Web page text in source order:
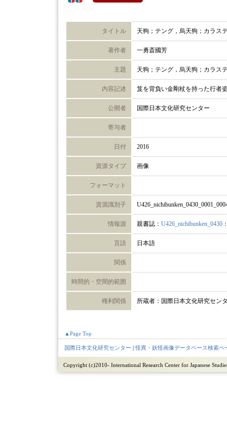
タイトル 天狗；テング，烏天狗；カラス
著作者 一勇斎國芳
主題 天狗；テング，烏天狗；カラス
内容記述 笈を背負い金剛杖を持った行者
公開者 国際日本文化研究センター
寄与者
日付 2016
資源タイプ 画像
フォーマット
資源識別子
情報源 親書誌： U426_nichibunken_0430
言語 日本語
関係
時間的・空間的範囲
権利関係 所蔵者：国際日本文化研究セン
▲Page Top
国際日本文化研究センター |怪異・妖怪画像データベース検索ペ
Copyright (c)2010- International Research Center for Japanese